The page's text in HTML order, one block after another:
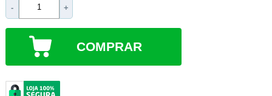
- +
COMPRAR